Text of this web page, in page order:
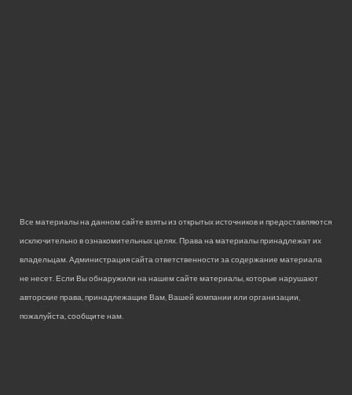
Все материалы на данном сайте взяты из открытых источников и предоставляются
исключительно в ознакомительных целях. Права на материалы принадлежат их
владельцам. Администрация сайта ответственности за содержание материала
не несет. Если Вы обнаружили на нашем сайте материалы, которые нарушают
авторские права, принадлежащие Вам, Вашей компании или организации,
пожалуйста, сообщите нам.